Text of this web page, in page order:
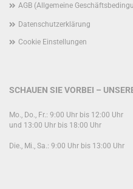
AGB (Allgemeine
Datenschutzerklärung
Cookie Einstellungen
SCHAUEN SIE VORBEI –
Mo., Do., Fr.: 9:00 Uhr bis 12:00 Uhr
und 13:00 Uhr bis 18:00 Uhr
Die., Mi., Sa.: 9:00 Uhr bis 13:00 Uhr